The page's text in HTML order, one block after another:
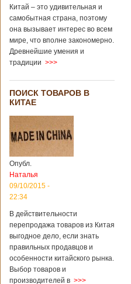
Китай – это удивительная и
самобытная страна, поэтому
она вызывает интерес во всем
мире, что вполне закономерно.
Древнейшие умения и
традиции >>>
ПОИСК ТОВАРОВ В
КИТАЕ
Опубл.
Наталья
09/10/2015 -
22:34
В действительности
перепродажа товаров из Китая
выгодное дело, если знать
правильных продавцов и
особенности китайского рынка.
Выбор товаров и
производителей в >>>